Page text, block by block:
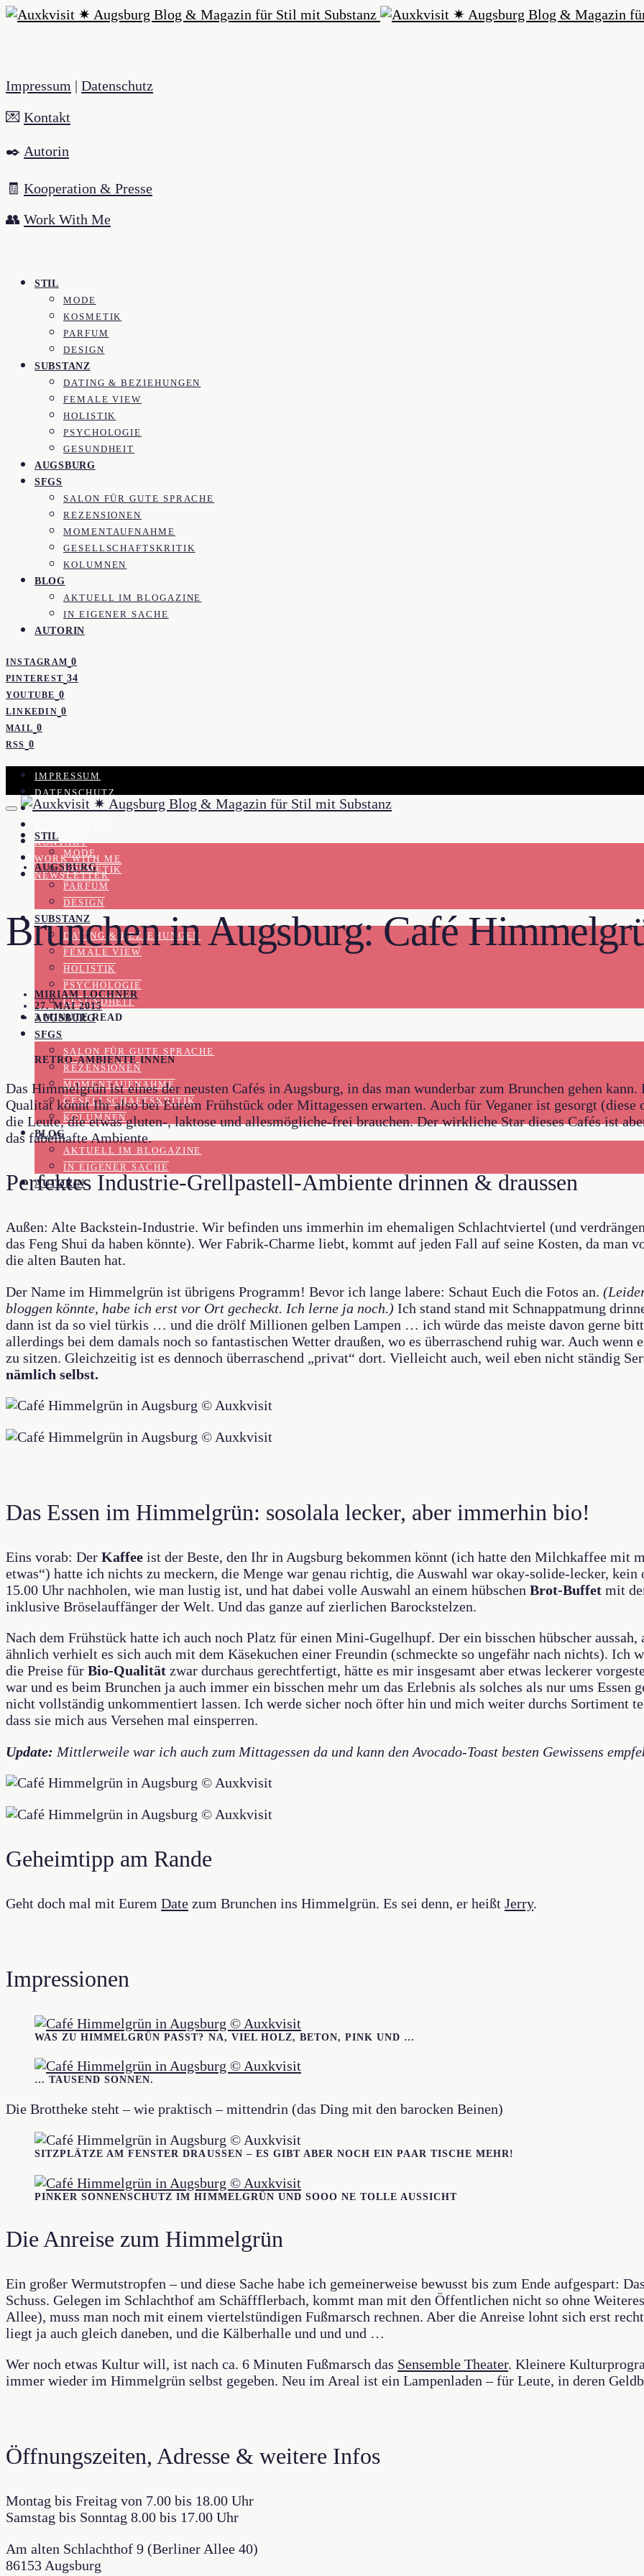
Impressum | Datenschutz
💌 Kontakt
✒️ Autorin
🧾 Kooperation & Presse
👥 Work With Me
STIL
MODE
KOSMETIK
PARFUM
DESIGN
SUBSTANZ
DATING & BEZIEHUNGEN
FEMALE VIEW
HOLISTIK
PSYCHOLOGIE
GESUNDHEIT
AUGSBURG
SFGS
SALON FÜR GUTE SPRACHE
REZENSIONEN
MOMENTAUFNAHME
GESELLSCHAFTSKRITIK
KOLUMNEN
BLOG
AKTUELL IM BLOGAZINE
IN EIGENER SACHE
AUTORIN
INSTAGRAM 0
PINTEREST 34
YOUTUBE 0
LINKEDIN 0
MAIL 0
RSS 0
IMPRESSUM
DATENSCHUTZ
PRESSE
KONTAKT
WORK WITH ME
NEWSLETTER
STIL
MODE
KOSMETIK
PARFUM
DESIGN
SUBSTANZ
DATING & BEZIEHUNGEN
FEMALE VIEW
HOLISTIK
PSYCHOLOGIE
GESUNDHEIT
AUGSBURG
SFGS
SALON FÜR GUTE SPRACHE
REZENSIONEN
MOMENTAUFNAHME
GESELLSCHAFTSKRITIK
KOLUMNEN
BLOG
AKTUELL IM BLOGAZINE
IN EIGENER SACHE
AUTORIN
AUGSBURG
Brunchen in Augsburg: Café
MIRIAM LOCHNER
27. MAI 2015
3 MINUTE READ
RETRO-AMBIENTE INNEN
Das Himmelgrün ist eines der neusten Cafés in Augsburg, in das man wunderbar zum Brunchen gehen
Qualität könnt Ihr also bei Eurem Frühstück oder Mittagessen erwarten. Auch für Veganer ist gesorgt
die Leute, die etwas gluten-, laktose und allesmögliche-frei brauchen. Der wirkliche Star dieses Cafés ist
das fabelhafte Ambiente.
Perfektes Industrie-Grellpastell-Ambiente drinnen & draussen
Außen: Alte Backstein-Industrie. Wir befinden uns immerhin im ehemaligen Schlachtviertel (und
das Feng Shui da haben könnte). Wer Fabrik-Charme liebt, kommt auf jeden Fall auf seine Kosten, da man
die alten Bauten hat.
Der Name im Himmelgrün ist übrigens Programm! Bevor ich lange labere: Schaut Euch die Fotos an.
bloggen könnte, habe ich erst vor Ort gecheckt. Ich lerne ja noch.) Ich stand stand mit Schnappatmung
dann ist da so viel türkis … und die drölf Millionen gelben Lampen … ich würde das meiste davon gerne
allerdings bei dem damals noch so fantastischen Wetter draußen, wo es überraschend ruhig war. Auch
zu sitzen. Gleichzeitig ist es dennoch überraschend „privat“ dort. Vielleicht auch, weil eben nicht ständig
nämlich selbst.
Das Essen im Himmelgrün: sosolala lecker, aber immerhin bio!
Eins vorab: Der Kaffee ist der Beste, den Ihr in Augsburg bekommen könnt (ich hatte den Milchkaffee
etwas“) hatte ich nichts zu meckern, die Menge war genau richtig, die Auswahl war okay-solide-lecker,
15.00 Uhr nachholen, wie man lustig ist, und hat dabei volle Auswahl an einem hübschen Brot-Buffet mit
inklusive Bröselauffänger der Welt. Und das ganze auf zierlichen Barockstelzen.
Nach dem Frühstück hatte ich auch noch Platz für einen Mini-Gugelhupf. Der ein bisschen hübscher
ähnlich verhielt es sich auch mit dem Käsekuchen einer Freundin (schmeckte so ungefähr nach nichts). Ich
die Preise für Bio-Qualität zwar durchaus gerechtfertigt, hätte es mir insgesamt aber etwas leckerer
war und es beim Brunchen ja auch immer ein bisschen mehr um das Erlebnis als solches als nur ums Essen
nicht vollständig unkommentiert lassen. Ich werde sicher noch öfter hin und mich weiter durchs Sortiment
dass sie mich aus Versehen mal einsperren.
Update: Mittlerweile war ich auch zum Mittagessen da und kann den Avocado-Toast besten Gewissens
Geheimtipp am Rande
Geht doch mal mit Eurem Date zum Brunchen ins Himmelgrün. Es sei denn, er heißt Jerry.
Impressionen
WAS ZU HIMMELGRÜN PASST? NA, VIEL HOLZ, BETON, PINK UND …
… TAUSEND SONNEN.
Die Brottheke steht – wie praktisch – mittendrin (das Ding mit den barocken Beinen)
SITZPLÄTZE AM FENSTER DRAUSSEN – ES GIBT ABER NOCH EIN PAAR TISCHE MEHR!
PINKER SONNENSCHUTZ IM HIMMELGRÜN UND SOOO NE TOLLE AUSSICHT
Die Anreise zum Himmelgrün
Ein großer Wermutstropfen – und diese Sache habe ich gemeinerweise bewusst bis zum Ende aufgespart:
Schuss. Gelegen im Schlachthof am Schäffflerbach, kommt man mit den Öffentlichen nicht so ohne
Allee), muss man noch mit einem viertelstündigen Fußmarsch rechnen. Aber die Anreise lohnt sich erst
liegt ja auch gleich daneben, und die Kälberhalle und und und …
Wer noch etwas Kultur will, ist nach ca. 6 Minuten Fußmarsch das Sensemble Theater. Kleinere
immer wieder im Himmelgrün selbst gegeben. Neu im Areal ist ein Lampenladen – für Leute, in deren
Öffnungszeiten, Adresse & weitere Infos
Montag bis Freitag von 7.00 bis 18.00 Uhr
Samstag bis Sonntag 8.00 bis 17.00 Uhr
Am alten Schlachthof 9 (Berliner Allee 40)
86153 Augsburg